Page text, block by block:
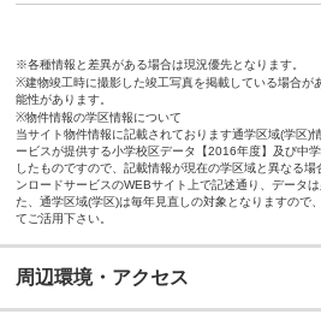
※各種情報と差異がある場合は現況優先となります。
※建物竣工時に撮影した竣工写真を掲載している場合が
能性があります。
※物件情報の学区情報について
当サイト物件情報に記載されております通学区域(学区)
ービスが提供する小学校区データ【2016年度】及び中
したものですので、記載情報が現在の学区域と異なる
ンロードサービスのWEBサイト上で記述通り、データ
た、通学区域(学区)は毎年見直しの対象となりますので
てご活用下さい。
周辺環境・アクセス